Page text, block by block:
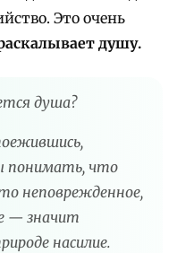
Это очень
душу.
душа?
понимать, что
неповрежденное,
— значит
насилие.